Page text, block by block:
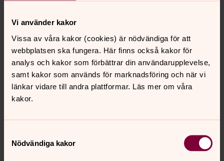
Vi använder kakor
Vissa av våra kakor (cookies) är nödvändiga för att
webbplatsen ska fungera. Här finns också kakor för
analys och kakor som förbättrar din användarupplevelse,
samt kakor som används för marknadsföring och när vi
länkar vidare till andra plattformar. Läs mer om våra
kakor.
Nödvändiga kakor
tove.nyberg@svenskakyrkan.se
Senast ändrad 3 augusti 2026
Synpunkter eller frågor på sidans
Dela